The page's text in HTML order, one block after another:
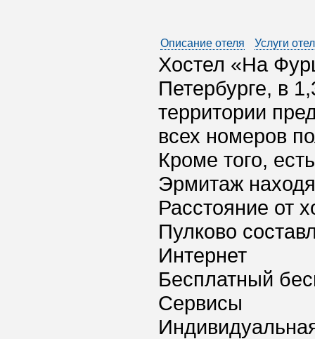
Описание отеля Услуги
Хостел «На
Петербурге, в
территории
всех номеров
Кроме того,
Эрмитаж
Расстояние от
Пулково
Интернет
Бесплатный
Сервисы